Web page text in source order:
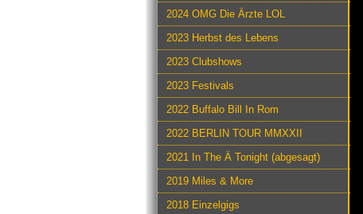
2024 OMG Die Ärzte LOL
2023 Herbst des Lebens
2023 Clubshows
2023 Festivals
2022 Buffalo Bill In Rom
2022 BERLIN TOUR MMXXII
2021 In The Ä Tonight (abgesagt)
2019 Miles & More
2018 Einzelgigs